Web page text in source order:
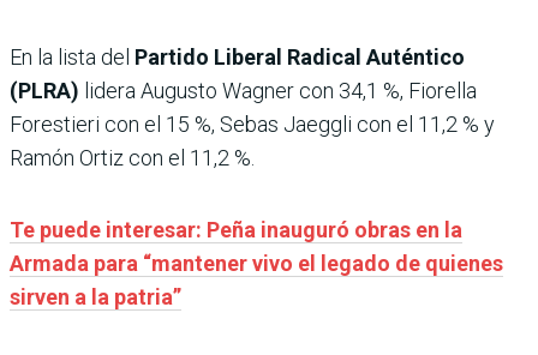
En la lista del Partido Liberal Radical Auténtico
(PLRA) lidera Augusto Wagner con 34,1 %, Fiorella
Forestieri con el 15 %, Sebas Jaeggli con el 11,2 % y
Ramón Ortiz con el 11,2 %.
Te puede interesar: Peña inauguró obras en la
Armada para “mantener vivo el legado de quienes
sirven a la patria”